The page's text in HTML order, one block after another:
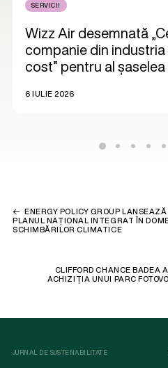
SERVICII
Wizz Air desemnată
companie din
cost” pentru al șaselea
6 IULIE 2026
ENERGY POLICY GROUP
PLANUL NAȚIONAL INTEGRAT ÎN
SCHIMBĂRILOR CLIMATICE
CLIFFORD CHANCE BADEA
ACHIZIȚIA UNUI PARC
JURNAL DE SUSTENABILITATE